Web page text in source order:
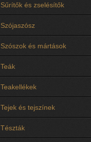
Sűrítők és zselésítők
Szójaszósz
Szószok és mártások
Teák
Teakellékek
Tejek és tejszínek
Tészták